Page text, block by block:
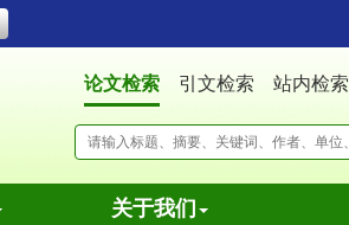
论文检索 引文检索 站内检索
关于我们